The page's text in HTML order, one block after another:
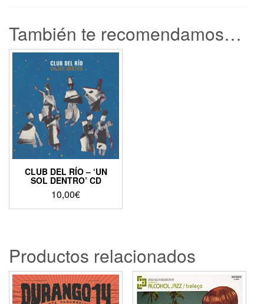
También te recomendamos…
CLUB DEL RÍO – ‘UN
SOL DENTRO’ CD
10,00€
Productos relacionados